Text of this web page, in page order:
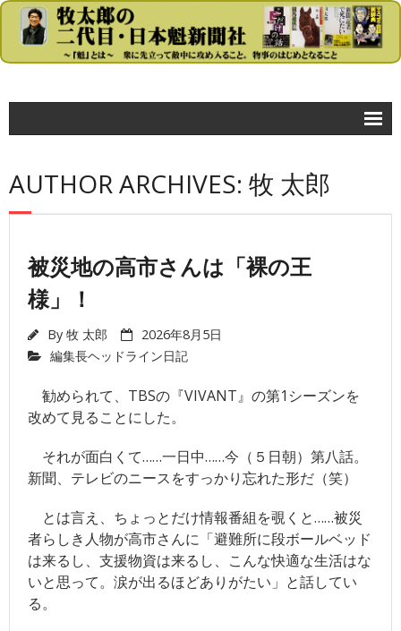
- 牧太郎の大きな声では言えないが…
- 首相官邸
- 自民党
- 民主党
- 公明党
- 日本共産党
- JRA
- 競馬＠nifty
その他
- 毎日新聞
AUTHOR ARCHIVES: 牧 太郎
被災地の高市さんは「裸の王
様」！
By 牧 太郎
2026年8月5日
編集長ヘッドライン日記
勧められて、TBSの『VIVANT』の第1シーズンを
改めて見ることにした。
それが面白くて……一日中……今（５日朝）第八話。
新聞、テレビのニースをすっかり忘れた形だ（笑）
とは言え、ちょっとだけ情報番組を覗くと……被災
者らしき人物が高市さんに「避難所に段ボールベッド
は来るし、支援物資は来るし、こんな快適な生活はな
いと思って。涙が出るほどありがたい」と話してい
る。